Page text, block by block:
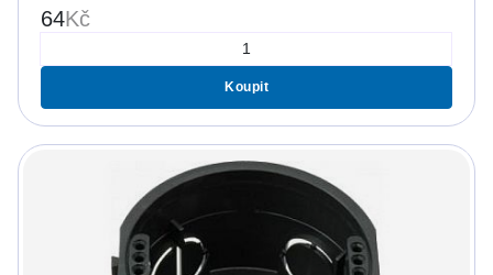
64Kč
Koupit